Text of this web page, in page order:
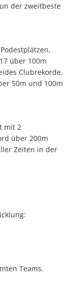
der zweitbeste
über 100m
Clubrekorde.
50m und 100m
mit 2
über 200m
Zeiten in der
Teams.